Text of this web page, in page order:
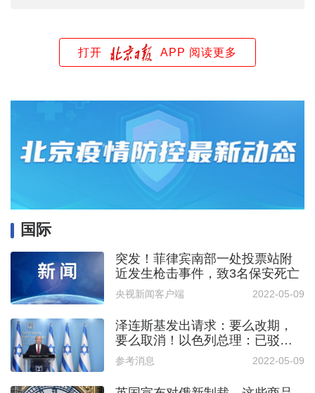
打开 APP 阅读更多
国际
突发！菲律宾南部一处投票站附
近发生枪击事件，致3名保安死亡
央视新闻客户端 2022-05-09
泽连斯基发出请求：要么改期，
要么取消！以色列总理：已驳
回！
参考消息 2022-05-09